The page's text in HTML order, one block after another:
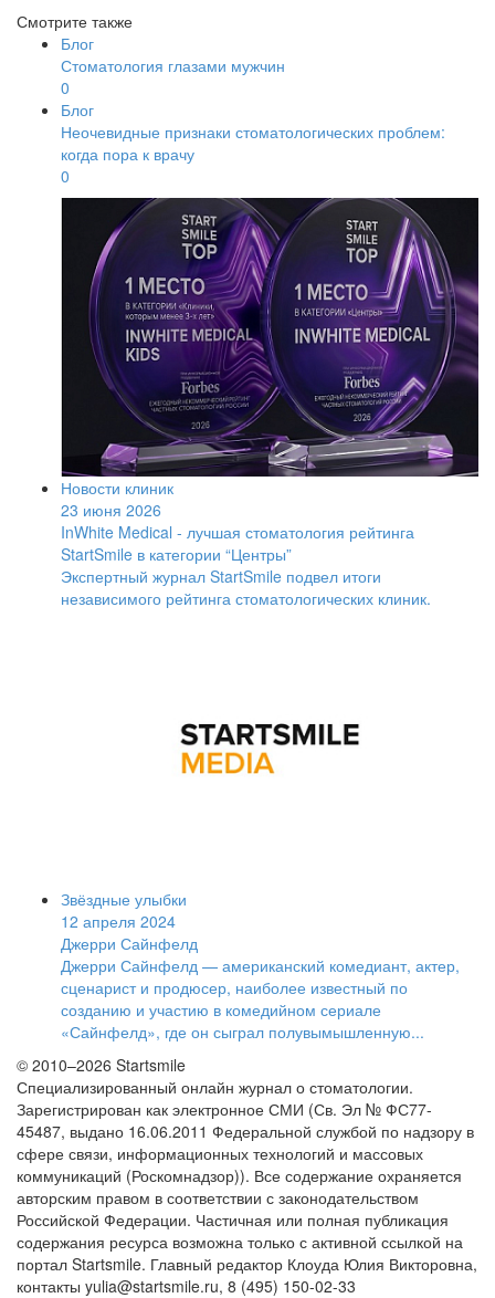
Смотрите также
Блог
Стоматология глазами мужчин
0
Блог
Неочевидные признаки стоматологических проблем:
когда пора к врачу
0
Новости клиник
23 июня 2026
InWhite Medical - лучшая стоматология рейтинга
StartSmile в категории “Центры”
Экспертный журнал StartSmile подвел итоги
независимого рейтинга стоматологических клиник.
Звёздные улыбки
12 апреля 2024
Джерри Сайнфелд
Джерри Сайнфелд — американский комедиант, актер,
сценарист и продюсер, наиболее известный по
созданию и участию в комедийном сериале
«Сайнфелд», где он сыграл полувымышленную...
© 2010–2026 Startsmile
Специализированный онлайн журнал о стоматологии.
Зарегистрирован как электронное СМИ (Св. Эл № ФС77-
45487, выдано 16.06.2011 Федеральной службой по надзору в
сфере связи, информационных технологий и массовых
коммуникаций (Роскомнадзор)). Все содержание охраняется
авторским правом в соответствии с законодательством
Российской Федерации. Частичная или полная публикация
содержания ресурса возможна только с активной ссылкой на
портал Startsmile. Главный редактор Клоуда Юлия Викторовна,
контакты yulia@startsmile.ru, 8 (495) 150-02-33